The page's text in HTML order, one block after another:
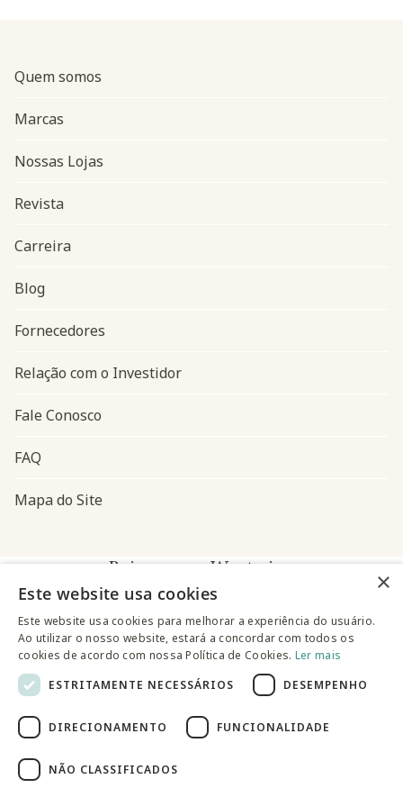
Navegação do rodapé
Quem somos
Marcas
Nossas Lojas
Revista
Carreira
Blog
Fornecedores
Relação com o Investidor
Fale Conosco
FAQ
Mapa do Site
Baixe o app Westwing
@westwingbr
Somos uma empresa certificada
×
Este website usa cookies
Este website usa cookies para melhorar a experiência do usuário.
Ao utilizar o nosso website, estará a concordar com todos os
cookies de acordo com nossa Política de Cookies. Ler mais
ESTRITAMENTE NECESSÁRIOS
DESEMPENHO
DIRECIONAMENTO FUNCIONALIDADE
NÃO CLASSIFICADOS